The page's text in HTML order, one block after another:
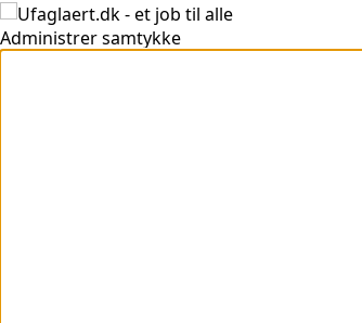
Administrer samtykke